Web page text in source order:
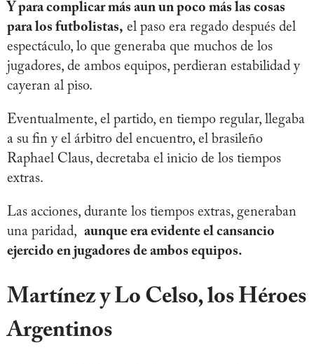
Y para complicar más aun un poco más las cosas
para los futbolistas, el paso era regado después del
espectáculo, lo que generaba que muchos de los
jugadores, de ambos equipos, perdieran estabilidad y
cayeran al piso.
Eventualmente, el partido, en tiempo regular, llegaba
a su fin y el árbitro del encuentro, el brasileño
Raphael Claus, decretaba el inicio de los tiempos
extras.
Las acciones, durante los tiempos extras, generaban
una paridad, aunque era evidente el cansancio
ejercido en jugadores de ambos equipos.
Martínez y Lo Celso, los Héroes
Argentinos